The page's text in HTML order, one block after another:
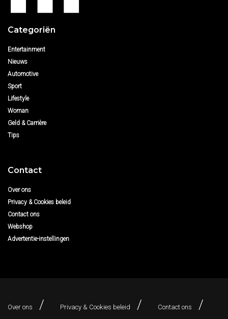
Categoriën
Entertainment
Nieuws
Automotive
Sport
Lifestyle
Woman
Geld & Carrière
Tips
Contact
Over ons
Privacy & Cookies beleid
Contact ons
Webshop
Advertentie-instellingen
Over ons Privacy & Cookies beleid Contact ons